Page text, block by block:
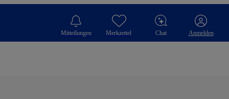
Mitteilungen Merkzettel Chat Anmelden